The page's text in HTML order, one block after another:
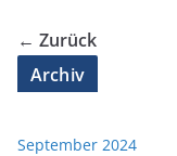
← Zurück
Archiv
September 2024